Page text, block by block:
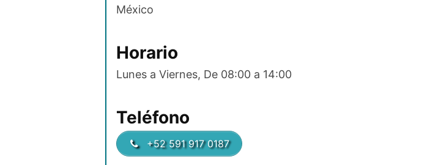
México
Horario
Lunes a Viernes, De 08:00 a 14:00
Teléfono
+52 591 917 0187